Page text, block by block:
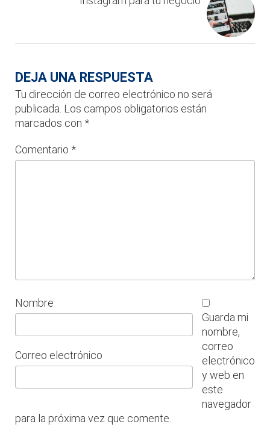
DEJA UNA RESPUESTA
Tu dirección de correo electrónico no será
publicada. Los campos obligatorios están
marcados con *
Comentario *
Nombre
Correo electrónico
Guarda mi
nombre,
correo
electrónico
y web en
este
navegador
para la próxima vez que comente.